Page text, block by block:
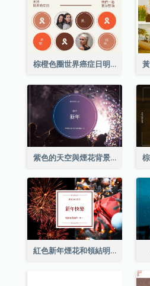
棕橙色圈世界癌症日明信片
紫色的天空與煙花背景新年明信片
紅色新年煙花和領結明信片